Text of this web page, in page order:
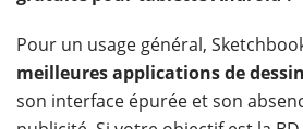
Pour un usage général,
meilleures applications de
son interface épurée et son